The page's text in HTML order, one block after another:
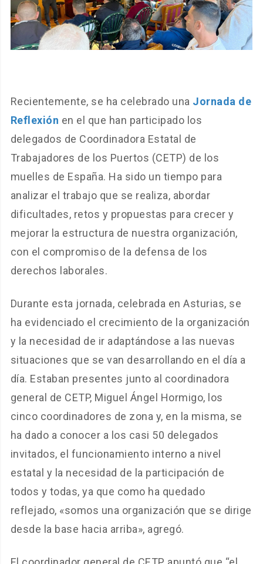
Recientemente, se ha celebrado una Jornada de
Reflexión en el que han participado los
delegados de Coordinadora Estatal de
Trabajadores de los Puertos (CETP) de los
muelles de España. Ha sido un tiempo para
analizar el trabajo que se realiza, abordar
dificultades, retos y propuestas para crecer y
mejorar la estructura de nuestra organización,
con el compromiso de la defensa de los
derechos laborales.
Durante esta jornada, celebrada en Asturias, se
ha evidenciado el crecimiento de la organización
y la necesidad de ir adaptándose a las nuevas
situaciones que se van desarrollando en el día a
día. Estaban presentes junto al coordinadora
general de CETP, Miguel Ángel Hormigo, los
cinco coordinadores de zona y, en la misma, se
ha dado a conocer a los casi 50 delegados
invitados, el funcionamiento interno a nivel
estatal y la necesidad de la participación de
todos y todas, ya que como ha quedado
reflejado, «somos una organización que se dirige
desde la base hacia arriba», agregó.